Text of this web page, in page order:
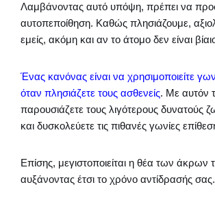
Λαμβάνοντας αυτό υπόψη, πρέπει να
αυτοπεποίθηση. Καθώς πλησιάζουμε,
εμείς, ακόμη και αν το άτομο δεν είναι
Ένας κανόνας είναι να χρησιμοποιείτε
όταν πλησιάζετε τους ασθενείς. Με αυτόν
παρουσιάζετε τους λιγότερους δυνατούς
και δυσκολεύετε τις πιθανές γωνίες
Επίσης, μεγιστοποιείται η θέα των άκρων
αυξάνοντας έτσι το χρόνο αντίδρασής σας.